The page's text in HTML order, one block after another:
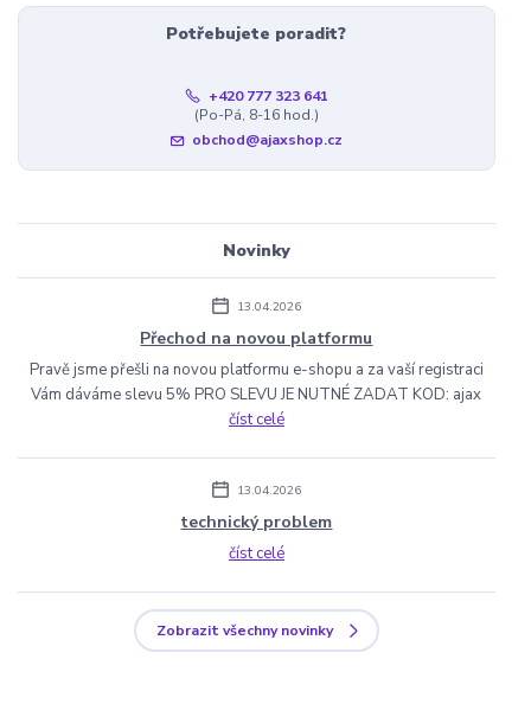
Potřebujete poradit?
+420 777 323 641
(Po-Pá, 8-16 hod.)
obchod@ajaxshop.cz
Novinky
13.04.2026
Přechod na novou platformu
Pravě jsme přešli na novou platformu e-shopu a za vaší registraci
Vám dáváme slevu 5% PRO SLEVU JE NUTNÉ ZADAT KOD: ajax
číst celé
13.04.2026
technický problem
číst celé
Zobrazit všechny novinky